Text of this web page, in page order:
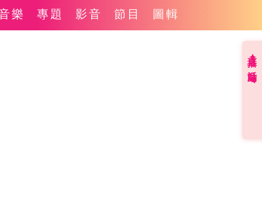
樂 專題 影音 節目 圖輯
直播✦活動